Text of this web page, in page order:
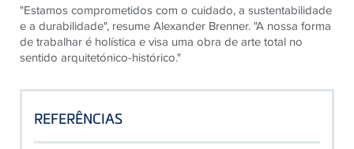
"Estamos comprometidos com o cuidado, a sustentabilidade
e a durabilidade", resume Alexander Brenner. "A nossa forma
de trabalhar é holística e visa uma obra de arte total no
sentido arquitetónico-histórico."
REFERÊNCIAS